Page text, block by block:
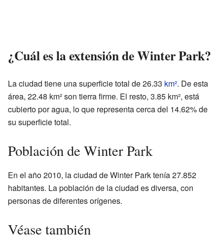
¿Cuál es la extensión de Winter Park?
La ciudad tiene una superficie total de 26.33 km². De esta
área, 22.48 km² son tierra firme. El resto, 3.85 km², está
cubierto por agua, lo que representa cerca del 14.62% de
su superficie total.
Población de Winter Park
En el año 2010, la ciudad de Winter Park tenía 27.852
habitantes. La población de la ciudad es diversa, con
personas de diferentes orígenes.
Véase también